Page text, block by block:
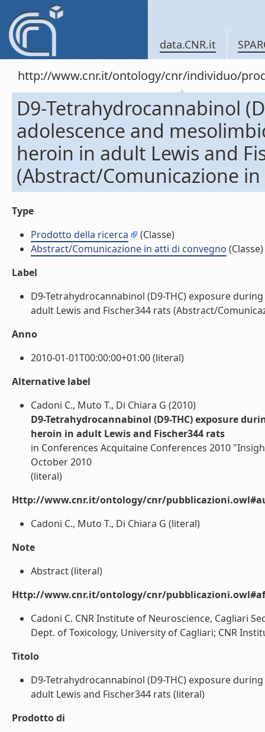
data.CNR.it
http://www.cnr.it/ontology/cnr/individuo/
D9-Tetrahydrocannabinol
adolescence and
heroin in adult Lewis and
(Abstract/Comunicazione
Type
Prodotto della ricerca
(Classe)
Abstract/Comunicazione in atti di convegno (Classe)
Label
D9-Tetrahydrocannabinol (D9-THC) exposure
adult Lewis and Fischer344 rats (Abstract/
Anno
2010-01-01T00:00:00+01:00 (literal)
Alternative label
Cadoni C., Muto T., Di Chiara G (2010)
D9-Tetrahydrocannabinol (D9-THC) exposure
heroin in adult Lewis and Fischer344 rats
in Conferences Acquitaine Conferences 2010
October 2010
(literal)
Http://www.cnr.it/ontology/cnr/
Cadoni C., Muto T., Di Chiara G (literal)
Note
Abstract (literal)
Http://www.cnr.it/ontology/cnr/
Cadoni C. CNR Institute of Neuroscience, Cagliari
Dept. of Toxicology, University of Cagliari; CNR
Titolo
D9-Tetrahydrocannabinol (D9-THC) exposure
adult Lewis and Fischer344 rats (literal)
Prodotto di